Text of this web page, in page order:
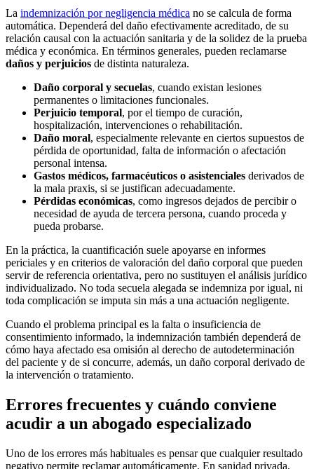
La indemnización por negligencia médica no se calcula de forma
automática. Dependerá del daño efectivamente acreditado, de su
relación causal con la actuación sanitaria y de la solidez de la prueba
médica y económica. En términos generales, pueden reclamarse
daños y perjuicios de distinta naturaleza.
Daño corporal y secuelas, cuando existan lesiones
permanentes o limitaciones funcionales.
Perjuicio temporal, por el tiempo de curación,
hospitalización, intervenciones o rehabilitación.
Daño moral, especialmente relevante en ciertos supuestos de
pérdida de oportunidad, falta de información o afectación
personal intensa.
Gastos médicos, farmacéuticos o asistenciales derivados de
la mala praxis, si se justifican adecuadamente.
Pérdidas económicas, como ingresos dejados de percibir o
necesidad de ayuda de tercera persona, cuando proceda y
pueda probarse.
En la práctica, la cuantificación suele apoyarse en informes
periciales y en criterios de valoración del daño corporal que pueden
servir de referencia orientativa, pero no sustituyen el análisis jurídico
individualizado. No toda secuela alegada se indemniza por igual, ni
toda complicación se imputa sin más a una actuación negligente.
Cuando el problema principal es la falta o insuficiencia de
consentimiento informado, la indemnización también dependerá de
cómo haya afectado esa omisión al derecho de autodeterminación
del paciente y de si concurre, además, un daño corporal derivado de
la intervención o tratamiento.
Errores frecuentes y cuándo conviene
acudir a un abogado especializado
Uno de los errores más habituales es pensar que cualquier resultado
negativo permite reclamar automáticamente. En sanidad privada,